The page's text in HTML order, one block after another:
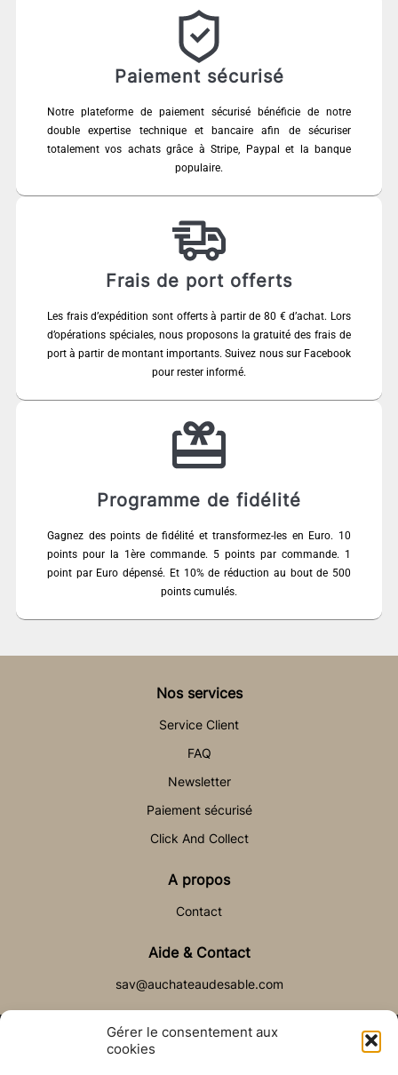
Gérer le consentement aux
cookies
Paiement sécurisé
Notre plateforme de paiement sécurisé bénéficie de notre
double expertise technique et bancaire afin de sécuriser
totalement vos achats grâce à Stripe, Paypal et la banque
populaire.
Frais de port offerts
Les frais d’expédition sont offerts à partir de 80 € d’achat. Lors
d’opérations spéciales, nous proposons la gratuité des frais de
port à partir de montant importants. Suivez nous sur Facebook
pour rester informé.
Programme de fidélité
Gagnez des points de fidélité et transformez-les en Euro. 10
points pour la 1ère commande. 5 points par commande. 1
point par Euro dépensé. Et 10% de réduction au bout de 500
points cumulés.
Nos services
Service Client
FAQ
Newsletter
Paiement sécurisé
Click And Collect
A propos
Contact
Aide & Contact
sav@auchateaudesable.com